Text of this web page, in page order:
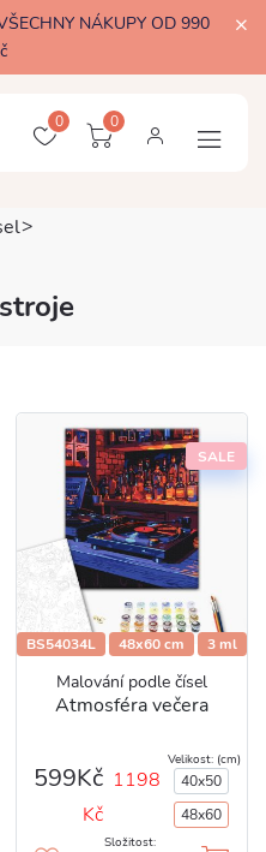
NÁKUPY OD 990
0 0
SALE
BS54034L 48x60 cm 3 ml
Malování podle čísel
Atmosféra večera
599Kč 1198
Kč
Velikost: (cm)
40x50
48x60
Složitost: